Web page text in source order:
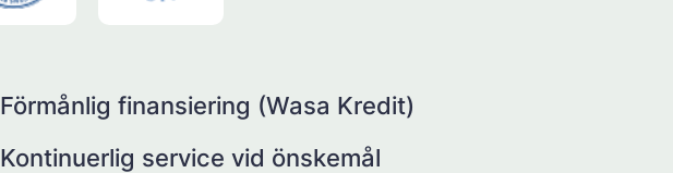
Förmånlig finansiering (Wasa Kredit)
Kontinuerlig service vid önskemål